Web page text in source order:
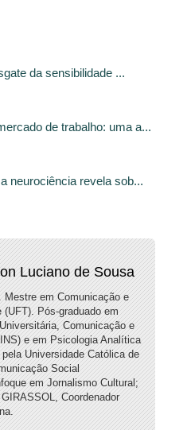
da sensibilidade ...
de trabalho: uma a...
neurociência revela sob...
Luciano de Sousa
Mestre em Comunicação e
(UFT). Pós-graduado em
Comunicação e
e em Psicologia Analítica
Universidade Católica de
Social
em Jornalismo Cultural;
Coordenador